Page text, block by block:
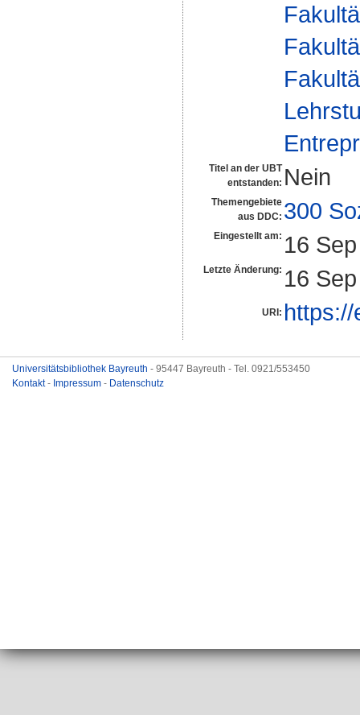
Titel an der UBT
entstanden: Nein
Themengebiete
aus DDC: 300
Eingestellt am: 16
Letzte Änderung: 16
URI:
Universitätsbibliothek Bayreuth - 95447 Bayreuth - Tel. 0921/553450
Kontakt- Impressum - Datenschutz